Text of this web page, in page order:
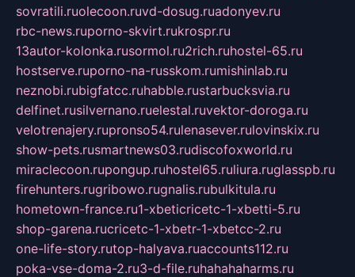
sovratili.ruolecoon.ruvd-dosug.ruadonyev.ru
rbc-news.ruporno-skvirt.rukrospr.ru
13autor-kolonka.rusormol.ru2rich.ruhostel-65.ru
hostserve.ruporno-na-russkom.rumishinlab.ru
neznobi.rubigfatcc.ruhabble.rustarbucksvia.ru
delfinet.rusilvernano.ruelestal.ruvektor-doroga.ru
velotrenajery.rupronso54.rulenasever.rulovinskix.ru
show-pets.rusmartnews03.rudiscofoxworld.ru
miraclecoon.rupongup.ruhostel65.ruliura.ruglasspb.ru
firehunters.rugribowo.rugnalis.rubulkitula.ru
hometown-france.ru1-xbeticricetc-1-xbetti-5.ru
shop-garena.rucricetc-1-xbetr-1-xbetcc-2.ru
one-life-story.rutop-halyava.ruaccounts112.ru
poka-vse-doma-2.ru3-d-file.ruhahahaharms.ru